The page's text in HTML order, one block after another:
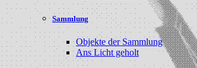
Sammlung
Objekte der Sammlung
Ans Licht geholt